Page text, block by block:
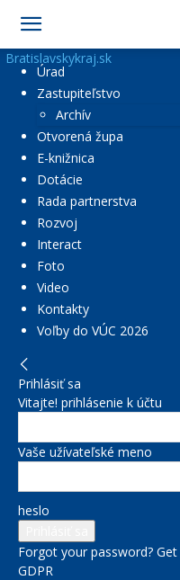
Bratislavskykraj.sk
Úrad
Zastupiteľstvo
Archív
Otvorená župa
E-knižnica
Dotácie
Rada partnerstva
Rozvoj
Interact
Foto
Video
Kontakty
Voľby do VÚC 2026
Prihlásiť sa
Vitajte! prihlásenie k účtu
Vaše užívateľské meno
heslo
Forgot your password? Get
GDPR